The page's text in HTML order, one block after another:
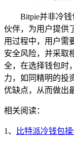
Bitpie并非冷
伙伴，为用户提供
用过程中，用户需
安全风险，并采取
全，在选择钱包时
力，如同精明的投
优缺点，从而做出
相关阅读：
1、 比特派冷钱包